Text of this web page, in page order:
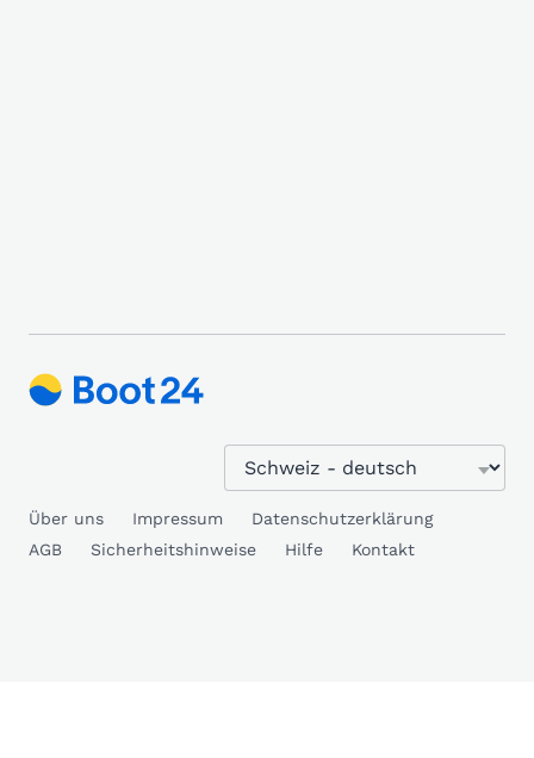
Über uns Impressum
Datenschutzerklärung
AGB
Sicherheitshinweise Hilfe Kontakt